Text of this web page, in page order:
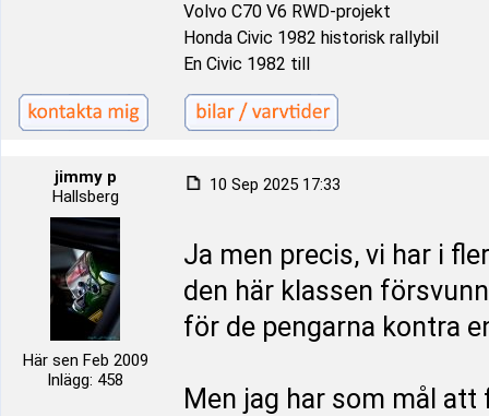
Volvo C70 V6 RWD-projekt
Honda Civic 1982 historisk rallybil
En Civic 1982 till
jimmy p
Hallsberg
Här sen Feb 2009
Inlägg: 458
10 Sep 2025 17:33
Ja men precis, vi har i
den här klassen
för de pengarna kontra
Men jag har som mål